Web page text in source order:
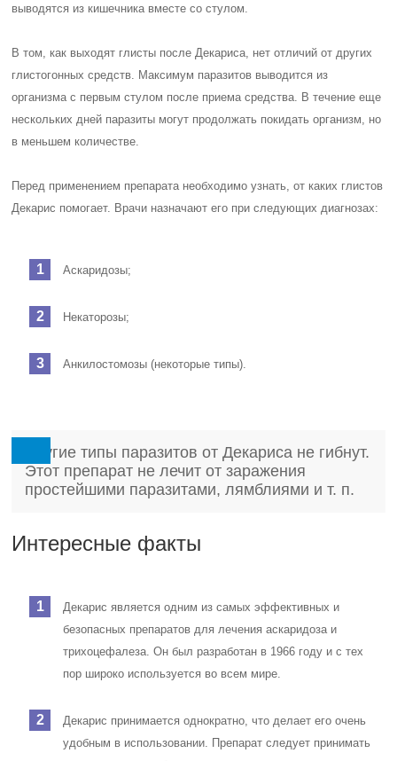
выводятся из кишечника вместе со стулом.
В том, как выходят глисты после Декариса, нет отличий от других
глистогонных средств. Максимум паразитов выводится из
организма с первым стулом после приема средства. В течение еще
нескольких дней паразиты могут продолжать покидать организм, но
в меньшем количестве.
Перед применением препарата необходимо узнать, от каких глистов
Декарис помогает. Врачи назначают его при следующих диагнозах:
Аскаридозы;
Некаторозы;
Анкилостомозы (некоторые типы).
Другие типы паразитов от Декариса не гибнут.
Этот препарат не лечит от заражения
простейшими паразитами, лямблиями и т. п.
Интересные факты
Декарис является одним из самых эффективных и
безопасных препаратов для лечения аскаридоза и
трихоцефалеза. Он был разработан в 1966 году и с тех
пор широко используется во всем мире.
Декарис принимается однократно, что делает его очень
удобным в использовании. Препарат следует принимать